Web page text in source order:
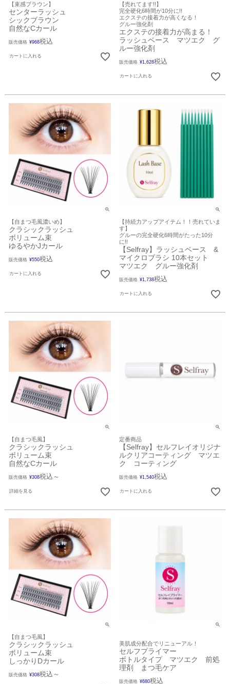
【束感ブラウン】
センターラッシュ
シックブラウン
自然なCカール
販売価格 ¥968税込
カートに入れる
【売れてます!!】
完全硬化6時間が10分に!!
エクステの接着力が高くなる！
グルー強化剤
エクステの接着力が高まる！
ラッシュベース マツエク グ
ルー強化剤
販売価格 ¥1,628税込
カートに入れる
【自まつ毛風濃いめ】
クラシックラッシュ
ボリューム束
ゆるやかJカール
販売価格 ¥550税込
カートに入れる
【持続力アップアイテム！！売れていま
す】
グルーの完全硬化6時間がたった10分
に!!
【Selfray】ラッシュベース &
マイクロブラシ 10本セット
マツエク グルー強化剤
販売価格 ¥1,738税込
カートに入れる
【自まつ毛風】
クラシックラッシュ
ボリューム束
自然なCカール
販売価格 ¥308税込 〜
詳細を見る
定番商品
【Selfray】セルフレイオリジナ
ルクリアコーティング マツエ
ク コーティング
販売価格 ¥1,540税込
カートに入れる
【自まつ毛風】
クラシックラッシュ
ボリューム束
しっかりDカール
販売価格 ¥308税込 〜
美肌成分配合でリニューアル！
セルフプライマー
ボトルタイプ マツエク 前処
理剤 まつ毛ケア
販売価格 ¥680税込